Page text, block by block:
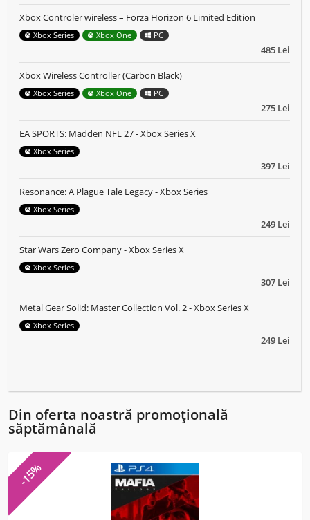
485 Lei
Xbox Controler wireless – Forza Horizon 6 Limited Edition
Xbox Series Xbox One PC
275 Lei
Xbox Wireless Controller (Carbon Black)
Xbox Series Xbox One PC
397 Lei
EA SPORTS: Madden NFL 27 - Xbox Series X
Xbox Series
249 Lei
Resonance: A Plague Tale Legacy - Xbox Series
Xbox Series
307 Lei
Star Wars Zero Company - Xbox Series X
Xbox Series
249 Lei
Metal Gear Solid: Master Collection Vol. 2 - Xbox Series X
Xbox Series
Din oferta noastră promoțională
săptămânală
-15%